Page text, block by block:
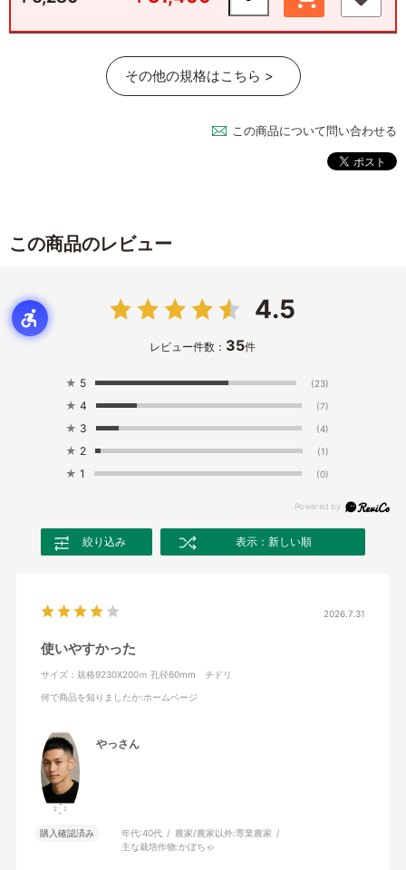
その他の規格はこちら >
この商品について問い合わせる
この商品のレビュー
4.5
レビュー件数： 35件
★ 5 (23)
★ 4 (7)
★ 3 (4)
★ 2 (1)
★ 1 (0)
絞り込み 表示：新しい順
2026.7.31
使いやすかった
サイズ：規格9230X200ｍ 孔径60mm チドリ
何で商品を知りましたか:ホームページ
やっさん
購入確認済み 年代:40代 農家/農家以外:専業農家
主な栽培作物:かぼちゃ